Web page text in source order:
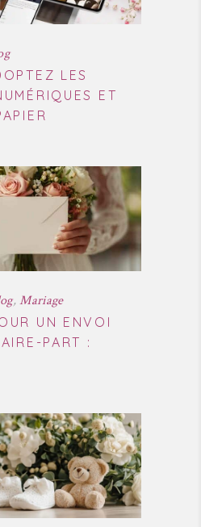
LES
ET
,Mariage
UN ENVOI
PART :